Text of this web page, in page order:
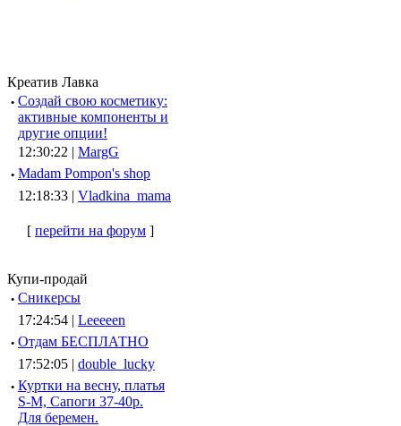
Креатив Лавка
· Создай свою косметику:
активные компоненты и
другие опции!
12:30:22 | MargG
· Madam Pompon's shop
12:18:33 | Vladkina_mama
[ перейти на форум ]
Купи-продай
· Сникерсы
17:24:54 | Leeeeen
· Отдам БЕСПЛАТНО
17:52:05 | double_lucky
· Куртки на весну, платья
S-M, Сапоги 37-40р.
Для беремен.